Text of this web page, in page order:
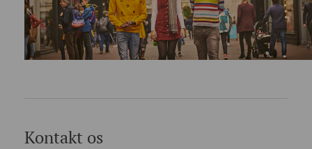
Kontakt os